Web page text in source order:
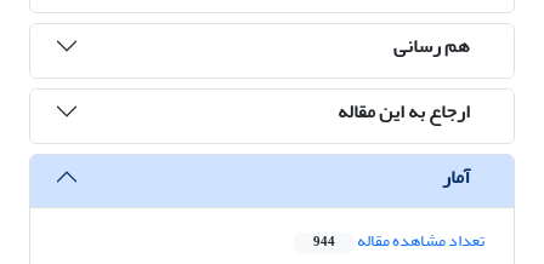
هم رسانی
ارجاع به این مقاله
آمار
تعداد مشاهده مقاله 944